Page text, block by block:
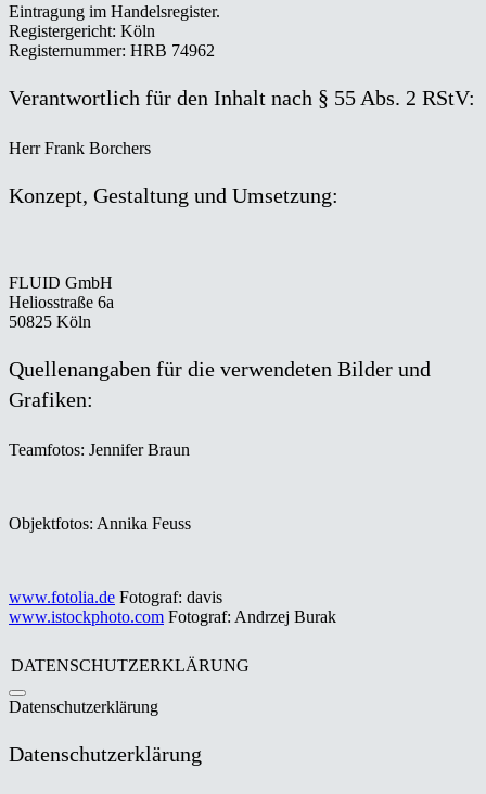
Eintragung im Handelsregister.
Registergericht: Köln
Registernummer: HRB 74962
Verantwortlich für den Inhalt nach § 55 Abs. 2 RStV:
Herr Frank Borchers
Konzept, Gestaltung und Umsetzung:
FLUID GmbH
Heliosstraße 6a
50825 Köln
Quellenangaben für die verwendeten Bilder und
Grafiken:
Teamfotos: Jennifer Braun
Objektfotos: Annika Feuss
www.fotolia.de Fotograf: davis
www.istockphoto.com Fotograf: Andrzej Burak
DATENSCHUTZERKLÄRUNG
Datenschutzerklärung
Datenschutzerklärung